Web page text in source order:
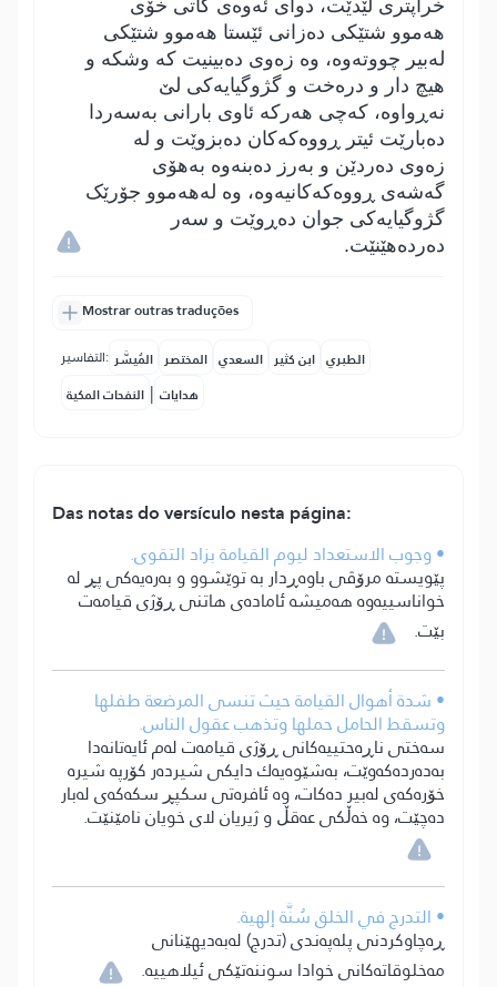
خراپتری لێدێت، دوای ئەوەی کاتی خۆی
ھەموو شتێکی دەزانی ئێستا ھەموو شتێکی
لەبیر چووتەوە، وە زەوی دەبینیت کە وشکە و
ھیچ دار و درەخت و گژوگیایەکی لێ
نەڕواوە، کەچی ھەرکە ئاوی بارانی بەسەردا
دەبارێت ئیتر ڕووەکەکان دەبزوێت و لە
زەوی دەردێن و بەرز دەبنەوە بەھۆی
گەشەی ڕووەکەکانیەوە، وە لەھەموو جۆرێک
گژوگیایەکی جوان دەڕوێت و سەر
دەردەھێنێت.
Mostrar outras traduções
التفاسير: المُيسَّر المختصر السعدي ابن كثير الطبري
النفحات المكية | هدايات
Das notas do versículo nesta página:
• وجوب الاستعداد ليوم القيامة بزاد التقوى.
پێویستە مرۆڤی باوەڕدار بە توێشوو و بەرەیەکی پڕ لە
خواناسییەوە ھەمیشە ئامادەی ھاتنی ڕۆژی قیامەت
بێت.
• شدة أهوال القيامة حيث تنسى المرضعة طفلها
وتسقط الحامل حملها وتذهب عقول الناس.
سەختی ناڕەحتییەکانی ڕۆژی قیامەت لەم ئایەتانەدا
بەدەردەکەوێت، بەشێوەیەك دایکی شیردەر کۆرپە شیرە
خۆرەکەی لەبیر دەکات، وە ئافرەتی سکپڕ سکەکەی لەبار
دەچێت، وە خەڵکی عەقڵ و ژیریان لای خویان نامێنێت.
• التدرج في الخلق سُنَّة إلهية.
ڕەچاوکردنی پلەپەندی (تدرج) لەبەدیھێنانی
مەخلوقاتەکانی خوادا سوننەتێکی ئیلاھییە.